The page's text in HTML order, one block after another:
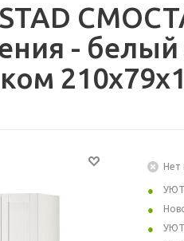
- белый
Нет
УЮТ
УЮТ